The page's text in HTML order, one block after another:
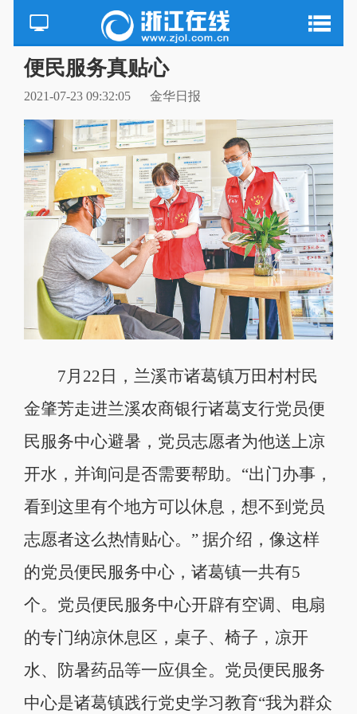
便民服务真贴心
2021-07-23 09:32:05 金华日报
7月22日，兰溪市诸葛镇万田村村民
金肇芳走进兰溪农商银行诸葛支行党员便
民服务中心避暑，党员志愿者为他送上凉
开水，并询问是否需要帮助。“出门办事，
看到这里有个地方可以休息，想不到党员
志愿者这么热情贴心。” 据介绍，像这样
的党员便民服务中心，诸葛镇一共有5
个。党员便民服务中心开辟有空调、电扇
的专门纳凉休息区，桌子、椅子，凉开
水、防暑药品等一应俱全。党员便民服务
中心是诸葛镇践行党史学习教育“我为群众